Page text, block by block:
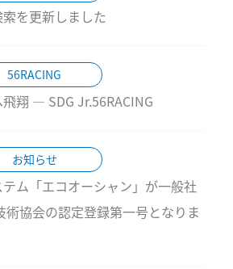
を更新しました
56RACING
翔 ― SDG Jr.56RACING
お知らせ
ム「エコオーシャン」が一般社
術協会の認定登録第一号となりま